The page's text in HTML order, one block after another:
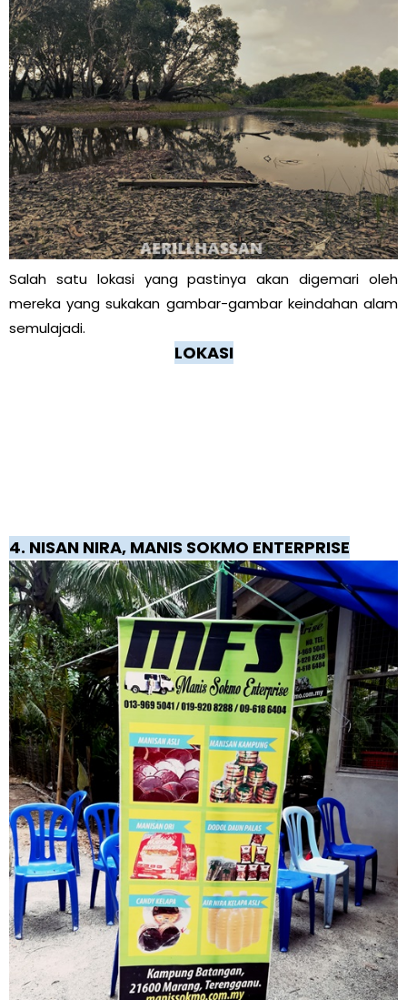
Salah satu lokasi yang pastinya akan digemari oleh
mereka yang sukakan gambar-gambar keindahan alam
semulajadi.
LOKASI
4. NISAN NIRA, MANIS SOKMO ENTERPRISE